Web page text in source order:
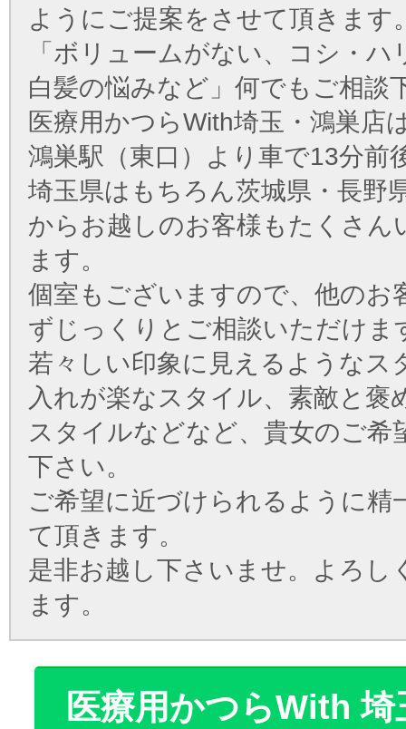
ようにご提案をさせて頂きます
「ボリュームがない、コシ・ハ
白髪の悩みなど」何でもご相談
医療用かつらWith埼玉・鴻巣店
鴻巣駅（東口）より車で13分前
埼玉県はもちろん茨城県・長野
からお越しのお客様もたくさん
ます。
個室もございますので、他のお
ずじっくりとご相談いただけま
若々しい印象に見えるようなス
入れが楽なスタイル、素敵と褒
スタイルなどなど、貴女のご希
下さい。
ご希望に近づけられるように精
て頂きます。
是非お越し下さいませ。よろし
ます。
医療用かつらWith 埼